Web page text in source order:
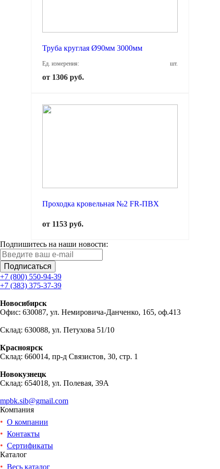
Труба круглая Ø90мм 3000мм
Ед. измерения: шт.
от 1306 руб.
Проходка кровельная №2 FR-ПВХ
от 1153 руб.
Подпишитесь на наши новости:
Подписаться
+7 (800) 550-94-39
+7 (383) 375-37-39
Новосибирск
Офис: 630087, ул. Немировича-Данченко, 165, оф.413
Склад: 630088, ул. Петухова 51/10
Красноярск
Склад: 660014, пр-д Связистов, 30, стр. 1
Новокузнецк
Склад: 654018, ул. Полевая, 39А
mpbk.sib@gmail.com
Компания
О компании
Контакты
Сертификаты
Каталог
Весь каталог